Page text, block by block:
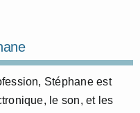
Stéphane est
le son, et les